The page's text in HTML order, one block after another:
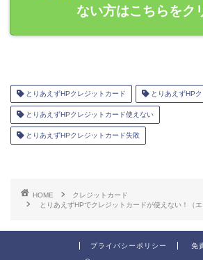
ない方はこちらをク
とりあえずHPクレジットカード とりあえずHPク
とりあえずHPクレジットカード使えない
とりあえずHPクレジットカード失敗
HOME
クレジットカード
とりあえずHPでクレジットカードが使えない！（エ
プライバシーポリシー 免